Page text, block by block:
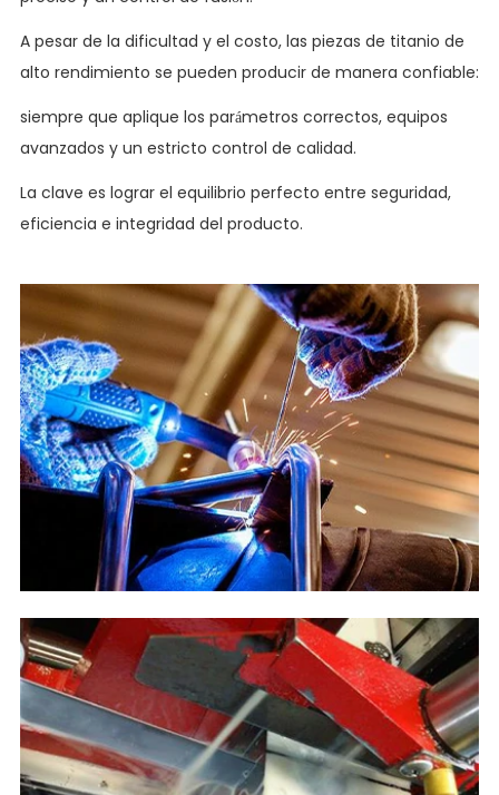
A pesar de la dificultad y el costo, las piezas de titanio de
alto rendimiento se pueden producir de manera confiable:
siempre que aplique los parámetros correctos, equipos
avanzados y un estricto control de calidad.
La clave es lograr el equilibrio perfecto entre seguridad,
eficiencia e integridad del producto.